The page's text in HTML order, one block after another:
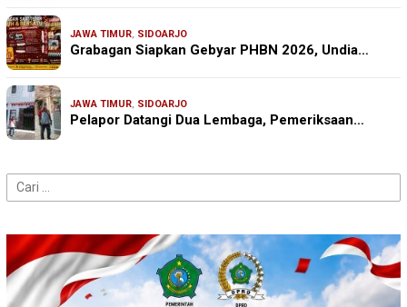
JAWA TIMUR, SIDOARJO
Grabagan Siapkan Gebyar PHBN 2026, Undia…
JAWA TIMUR, SIDOARJO
Pelapor Datangi Dua Lembaga, Pemeriksaan…
Cari
untuk: